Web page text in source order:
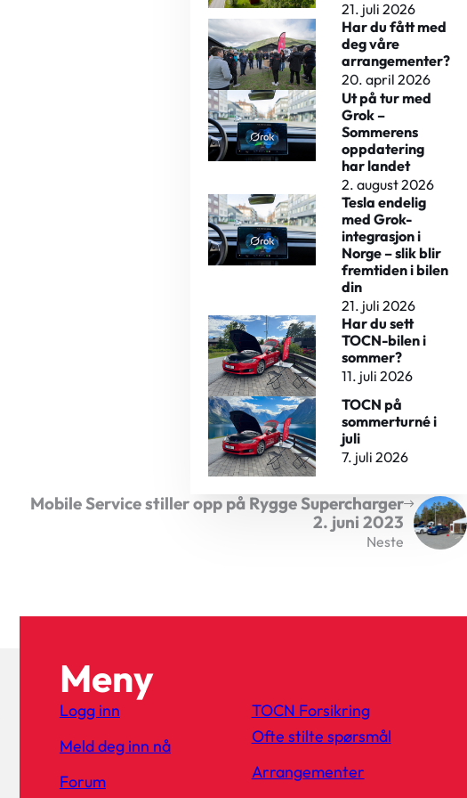
21. juli 2026
Har du fått med
deg våre
arrangementer?
20. april 2026
Ut på tur med
Grok –
Sommerens
oppdatering
har landet
2. august 2026
Tesla endelig
med Grok-
integrasjon i
Norge – slik blir
fremtiden i bilen
din
21. juli 2026
Har du sett
TOCN-bilen i
sommer?
11. juli 2026
TOCN på
sommerturné i
juli
7. juli 2026
Neste
Mobile Service stiller opp på Rygge Supercharger
2. juni 2023
Meny
Logg inn
Meld deg inn nå
Forum
TOCN Forsikring
Ofte stilte spørsmål
Arrangementer